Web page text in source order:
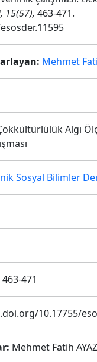
15(57), 463-471.
Mehmet
Algı
Sosyal Bilimler
463-471
10.17755/
Mehmet Fatih AYAZ